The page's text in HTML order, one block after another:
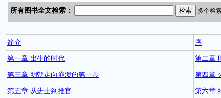
简介 序
第一章 出生的时代 第二章
第三章 明朝走向崩溃的第一步 第四章
第五章 从进士到推官 第六章